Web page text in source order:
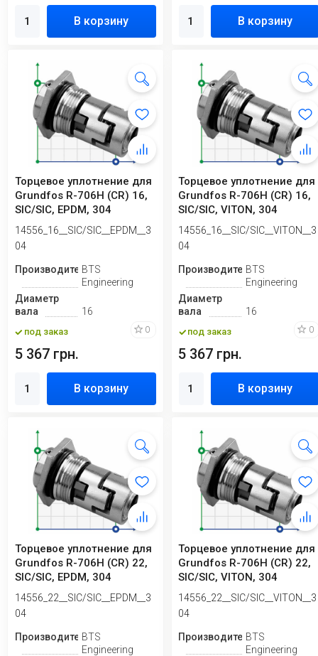
В корзину В корзину
Торцевое уплотнение для
Grundfos R-706H (CR) 16,
SIC/SIC, EPDM, 304
14556_16__SIC/SIC__EPDM__3
04
ПроизводительBTS
Engineering
Диаметр
вала
16
под заказ 0
5 367 грн.
В корзину
Торцевое уплотнение для
Grundfos R-706H (CR) 16,
SIC/SIC, VITON, 304
14556_16__SIC/SIC__VITON__3
04
ПроизводительBTS
Engineering
Диаметр
вала
16
под заказ 0
5 367 грн.
В корзину
Торцевое уплотнение для
Grundfos R-706H (CR) 22,
SIC/SIC, EPDM, 304
14556_22__SIC/SIC__EPDM__3
04
ПроизводительBTS
Engineering
Торцевое уплотнение для
Grundfos R-706H (CR) 22,
SIC/SIC, VITON, 304
14556_22__SIC/SIC__VITON__3
04
ПроизводительBTS
Engineering